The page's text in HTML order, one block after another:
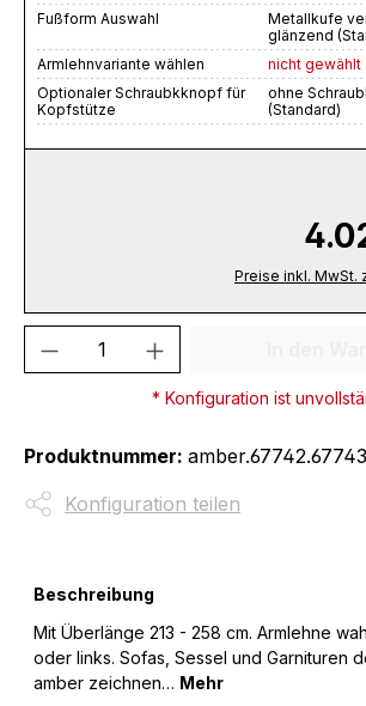
Fußform Auswahl
Metallkufe
glänzend
Armlehnvariante wählen
nicht gewählt
Optionaler Schraubkknopf für
Kopfstütze
ohne
(Standard)
Preise inkl. MwSt.
Produkt Anzahl: Gib den
* Konfiguration ist
Produktnummer: amber.67742.67743
Konfiguration teilen
Beschreibung
Mit Überlänge 213 - 258 cm. Armlehne
oder links. Sofas, Sessel und Garnituren
amber zeichnen… Mehr